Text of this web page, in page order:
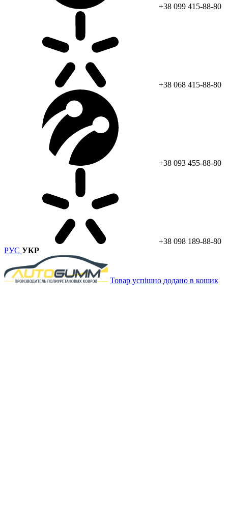
+38 099 415-88-80
+38 068 415-88-80
+38 093 455-88-80
+38 098 189-88-80
РУС УКР
Товар успішно додано в кошик